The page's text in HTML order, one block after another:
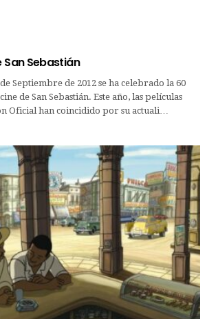
San Sebastián
Septiembre de 2012 se ha celebrado la 60
de San Sebastián. Este año, las películas
Oficial han coincidido por su actuali…